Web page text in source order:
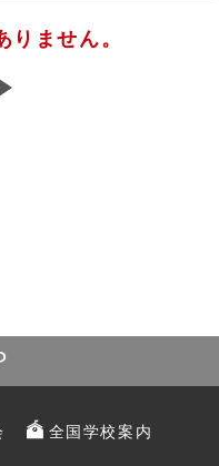
ません。
全国学校案内